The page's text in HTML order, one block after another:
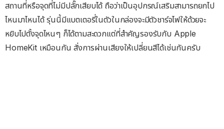
สถานที่หรือจุดที่ไม่มีปลั๊กเสียบได้ ถือว่าเป็นอุปกรณ์เสริมสามารถยกไป
ไหนมาไหนได้ รุ่นนี้มีแบตเตอรี่ในตัวในกล่องจะมีตัวชาร์จไฟให้ด้วยจะ
หยิบไปตั้งจุดไหนๆ ก็ได้ตามสะดวกแต่ที่สำคัญรองรับกับ Apple
HomeKit เหมือนกัน สั่งการผ่านเสียงให้เปลี่ยนสีได้เช่นกันครับ